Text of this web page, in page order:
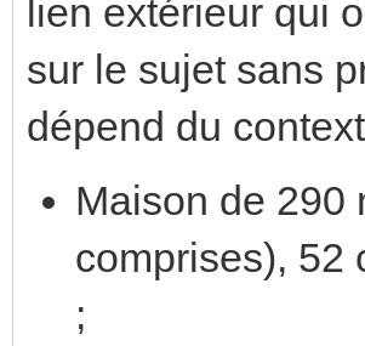
lien extérieur qui
sur le sujet sans
dépend du
Maison de 290
comprises), 52
;